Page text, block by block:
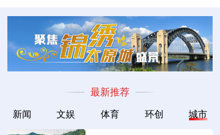
最新推荐
新闻 文娱 体育 环创 城市